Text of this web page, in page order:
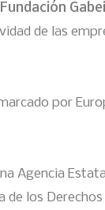
de las
por
Agencia
los